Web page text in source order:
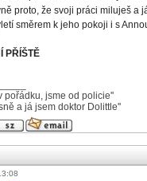
proto, že svoji práci miluješ a
směrem k jeho pokoji i s
PŘÍŠTĚ
pořádku, jsme od policie''
a já jsem doktor Dolittle''